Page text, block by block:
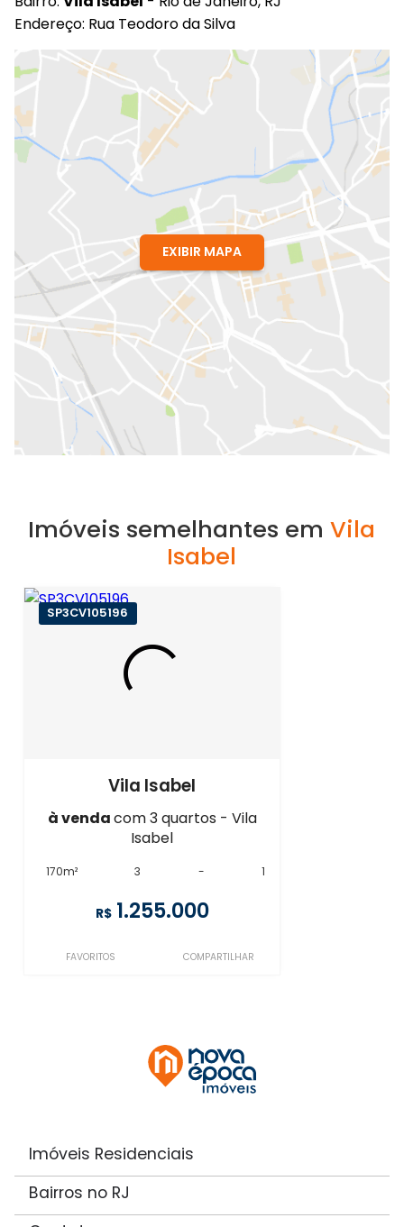
Endereço: Rua Teodoro da Silva
EXIBIR MAPA
Imóveis semelhantes emVila
Isabel
SP3CV105196
Vila Isabel
à vendacom 3 quartos - Vila
Isabel
170m² 3 - 1
R$ 1.255.000
FAVORITOS COMPARTILHAR
Imóveis Residenciais
Bairros no RJ